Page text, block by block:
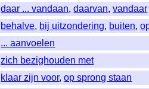
daar ... vandaan,daarvan,vandaar
behalve, bij uitzondering, buiten,
... aanvoelen
zich bezighouden met
klaar zijn voor,op sprong staan